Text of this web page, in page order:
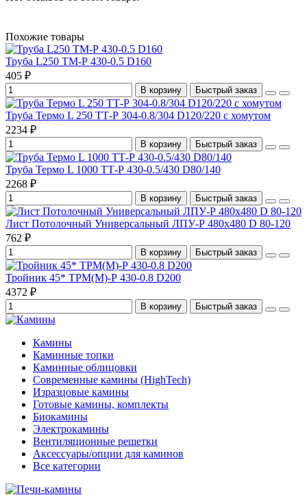
Похожие товары
Труба L250 ТМ-Р 430-0.5 D160
405 ₽
В корзину Быстрый заказ
Труба Термо L 250 ТТ-Р 304-0.8/304 D120/220 с хомутом
2234 ₽
В корзину Быстрый заказ
Труба Термо L 1000 ТТ-Р 430-0.5/430 D80/140
2268 ₽
В корзину Быстрый заказ
Лист Потолочный Универсальный ЛПУ-Р 480x480 D 80-120
762 ₽
В корзину Быстрый заказ
Тройник 45* ТРМ(М)-Р 430-0.8 D200
4372 ₽
В корзину Быстрый заказ
Камины
Каминные топки
Каминные облицовки
Современные камины (HighTech)
Изразцовые камины
Готовые камины, комплекты
Биокамины
Электрокамины
Вентиляционные решетки
Аксессуары/опции для каминов
Все категории